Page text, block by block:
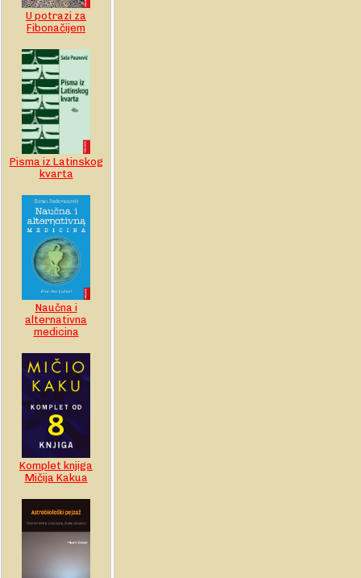
U potrazi za
Fibonačijem
Pisma iz Latinskog
kvarta
Naučna i
alternativna
medicina
Komplet knjiga
Mičija Kakua